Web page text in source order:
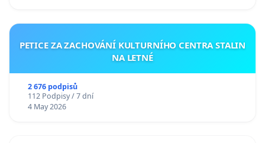
PETICE ZA ZACHOVÁNÍ KULTURNÍHO CENTRA STALIN
NA LETNÉ
2 676 podpisů
112 Podpisy / 7 dní
4 May 2026